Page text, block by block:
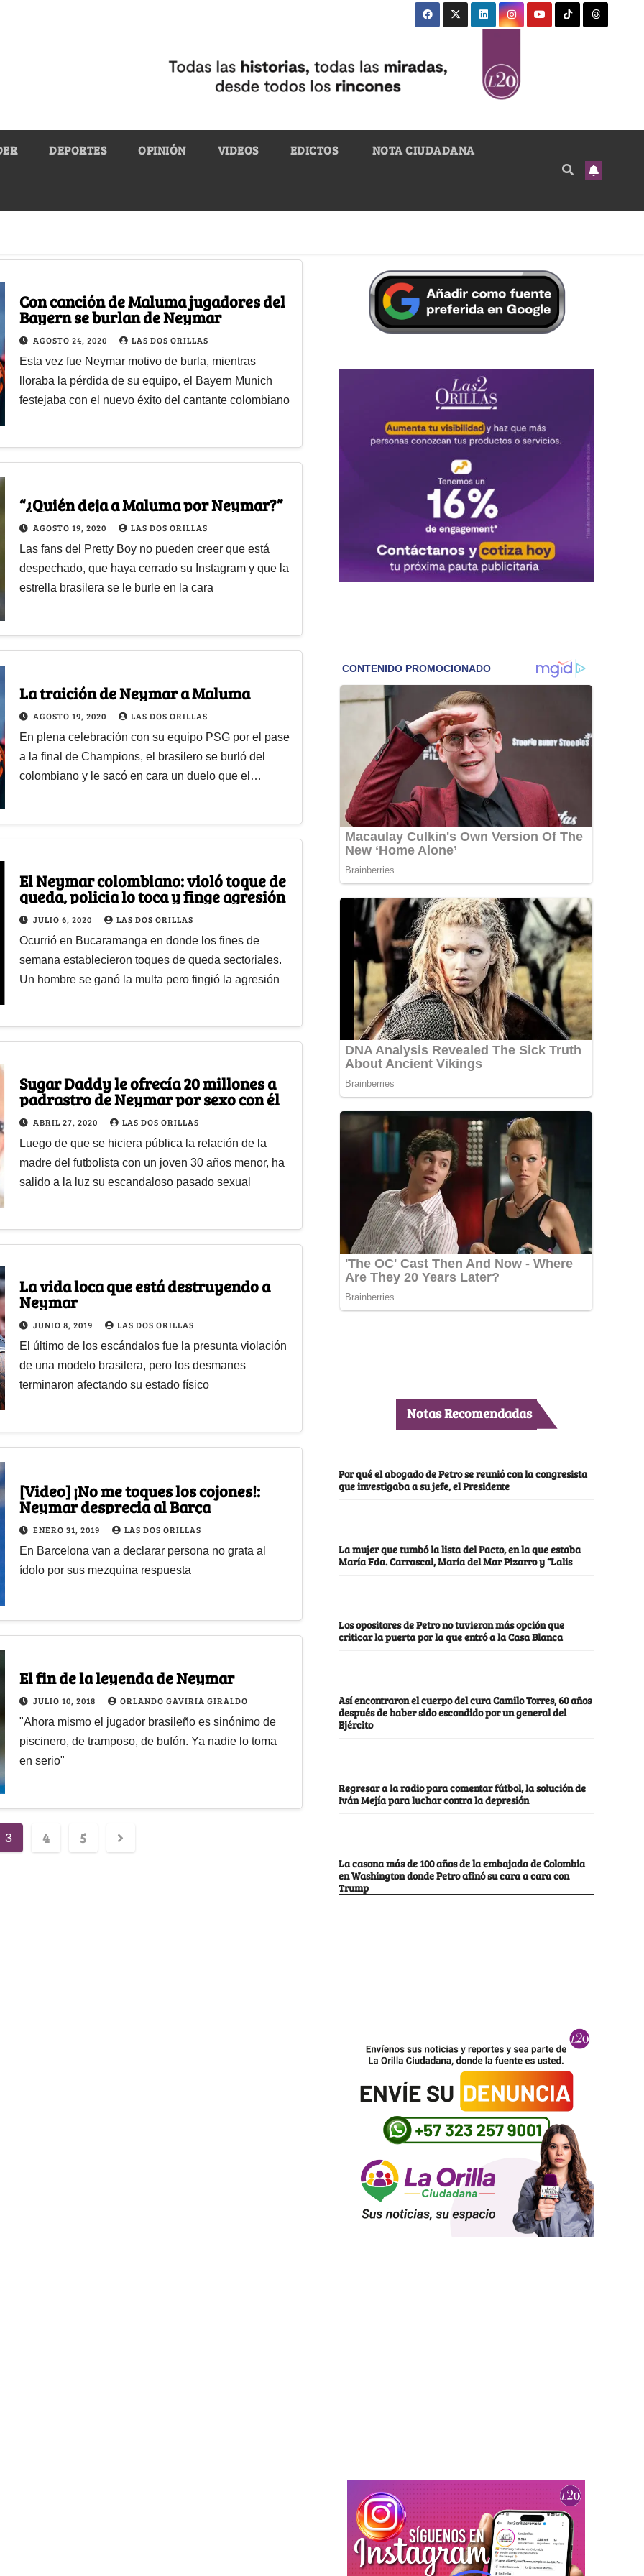
DEPORTES OPINIÓN VIDEOS EDICTOS NOTA CIUDADANA
Con canción de Maluma jugadores del
Bayern se burlan de Neymar
AGOSTO 24, 2020 LAS DOS ORILLAS
Esta vez fue Neymar motivo de burla, mientras
lloraba la pérdida de su equipo, el Bayern Munich
festejaba con el nuevo éxito del cantante colombiano
“¿Quién deja a Maluma por Neymar?”
AGOSTO 19, 2020 LAS DOS ORILLAS
Las fans del Pretty Boy no pueden creer que está
despechado, que haya cerrado su Instagram y que la
estrella brasilera se le burle en la cara
La traición de Neymar a Maluma
AGOSTO 19, 2020 LAS DOS ORILLAS
En plena celebración con su equipo PSG por el pase
a la final de Champions, el brasilero se burló del
colombiano y le sacó en cara un duelo que el…
El Neymar colombiano: violó toque de
queda, policia lo toca y finge agresión
JULIO 6, 2020 LAS DOS ORILLAS
Ocurrió en Bucaramanga en donde los fines de
semana establecieron toques de queda sectoriales.
Un hombre se ganó la multa pero fingió la agresión
Sugar Daddy le ofrecía 20 millones a
padrastro de Neymar por sexo con él
ABRIL 27, 2020 LAS DOS ORILLAS
Luego de que se hiciera pública la relación de la
madre del futbolista con un joven 30 años menor, ha
salido a la luz su escandaloso pasado sexual
La vida loca que está destruyendo a
Neymar
JUNIO 8, 2019 LAS DOS ORILLAS
El último de los escándalos fue la presunta violación
de una modelo brasilera, pero los desmanes
terminaron afectando su estado físico
[Video] ¡No me toques los cojones!:
Neymar desprecia al Barça
ENERO 31, 2019 LAS DOS ORILLAS
En Barcelona van a declarar persona no grata al
ídolo por sus mezquina respuesta
El fin de la leyenda de Neymar
JULIO 10, 2018 ORLANDO GAVIRIA GIRALDO
"Ahora mismo el jugador brasileño es sinónimo de
piscinero, de tramposo, de bufón. Ya nadie lo toma
en serio"
3 4 5
Notas Recomendadas
Por qué el abogado de Petro se reunió con la congresista
que investigaba a su jefe, el Presidente
La mujer que tumbó la lista del Pacto, en la que estaba
María Fda. Carrascal, María del Mar Pizarro y “Lalis
Los opositores de Petro no tuvieron más opción que
criticar la puerta por la que entró a la Casa Blanca
Así encontraron el cuerpo del cura Camilo Torres, 60 años
después de haber sido escondido por un general del
Ejército
Regresar a la radio para comentar fútbol, la solución de
Iván Mejía para luchar contra la depresión
La casona más de 100 años de la embajada de Colombia
en Washington donde Petro afinó su cara a cara con
Trump